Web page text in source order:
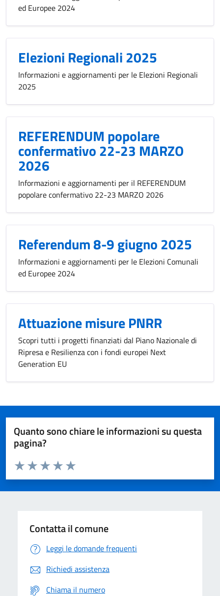
ed Europee 2024
Elezioni Regionali 2025
Informazioni e aggiornamenti per le Elezioni Regionali
2025
REFERENDUM popolare
confermativo 22-23 MARZO
2026
Informazioni e aggiornamenti per il REFERENDUM
popolare confermativo 22-23 MARZO 2026
Referendum 8-9 giugno 2025
Informazioni e aggiornamenti per le Elezioni Comunali
ed Europee 2024
Attuazione misure PNRR
Scopri tutti i progetti finanziati dal Piano Nazionale di
Ripresa e Resilienza con i fondi europei Next
Generation EU
Quanto sono chiare le informazioni su questa
pagina?
Domanda
Valuta da 1 a 5 stelle la pagina
Valuta 5 stelle su 5
Valuta 4 stelle su 5
Valuta 3 stelle su 5
Valuta 2 stelle su 5
Valuta 1 stelle su 5
Contatta il comune
Leggi le domande frequenti
Richiedi assistenza
Chiama il numero